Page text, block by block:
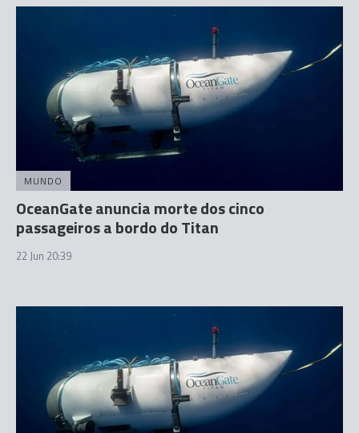
MUNDO
OceanGate anuncia morte dos cinco
passageiros a bordo do Titan
22 Jun 20:39